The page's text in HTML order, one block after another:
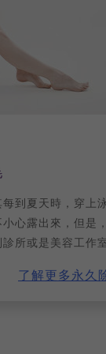
到夏天時，穿上
心露出來，但是
所或是美容工作
二極體的「永久除
了解更多永久